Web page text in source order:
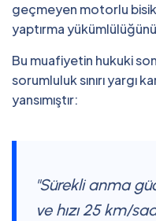
geçmeyen motorlu
yaptırma
Bu muafiyetin hukuki
sorumluluk sınırı yargı
yansımıştır:
"Sürekli anma
ve hızı 25 km/